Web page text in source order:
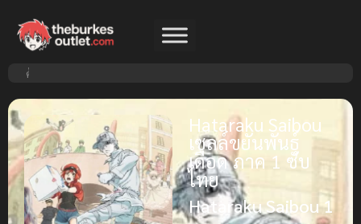
Hataraku Saibou
เซลล์ขยันพันธุ์
เดือด ภาค 1 ซับ
ไทย
Hataraku Saibou 1